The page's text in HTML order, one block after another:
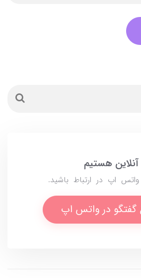
آنلاین هستیم
اپ در ارتباط باشید.
گفتگو در واتس اپ